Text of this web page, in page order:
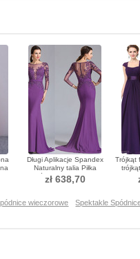
Długi Aplikacje Spandex
Naturalny talia Piłka
Spódnica wieczorowe
zł 638,70
Trójkąt
wieczorowe Spektakle